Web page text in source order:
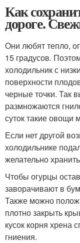
Как
дороге.
Они любят тепло,
15 градусов.
холодильник с
поверхности
черные точки. Так
размножаются
суток такие овощи
Если нет другой
холодильнике
желательно
Чтобы огурцы
заворачивают в
Также можно
плотно закрыть
кусок корня хрена
гниения.